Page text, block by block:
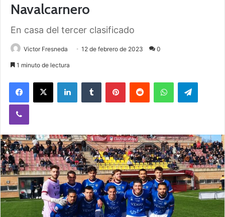
Navalcarnero
En casa del tercer clasificado
Victor Fresneda 12 de febrero de 2023 0
1 minuto de lectura